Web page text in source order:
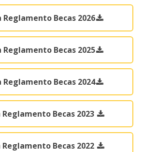
Reglamento Becas 2026
Reglamento Becas 2025
Reglamento Becas 2024
Reglamento Becas 2023
Reglamento Becas 2022